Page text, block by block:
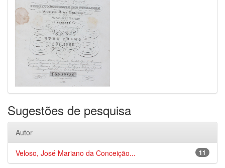
Sugestões de pesquisa
Autor
11
Veloso, José Mariano da Conceição...